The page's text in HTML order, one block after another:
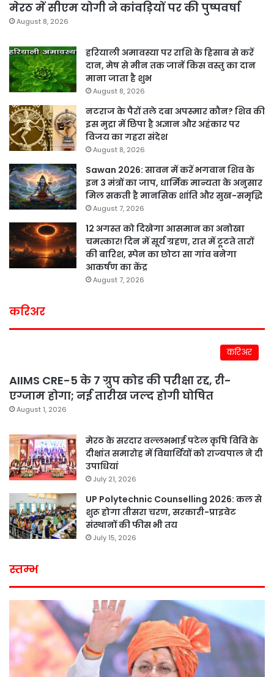
मेरठ में सीएम योगी ने कांवड़ियों पर की पुष्पवर्षा
August 8, 2026
हरियाली अमावस्या पर राशि के हिसाब से करें
दान, मेष से मीन तक जानें किस वस्तु का दान
माना जाता है शुभ
August 8, 2026
नटराज के पैरों तले दबा अपस्मार कौन? शिव की
इस मुद्रा में छिपा है अज्ञान और अहंकार पर
विजय का गहरा संदेश
August 8, 2026
Sawan 2026: सावन में करें भगवान शिव के
इन 3 मंत्रों का जाप, धार्मिक मान्यता के अनुसार
मिल सकती है मानसिक शांति और सुख-समृद्धि
August 7, 2026
12 अगस्त को दिखेगा आसमान का अनोखा
चमत्कार! दिन में सूर्य ग्रहण, रात में टूटते तारों
की बारिश, स्पेन का छोटा सा गांव बनेगा
आकर्षण का केंद्र
August 7, 2026
करिअर
करिअर
AIIMS CRE-5 के 7 ग्रुप कोड की परीक्षा रद्द, री-
एग्जाम होगा; नई तारीख जल्द होगी घोषित
August 1, 2026
मेरठ के सरदार वल्लभभाई पटेल कृषि विवि के
दीक्षांत समारोह में विद्यार्थियों को राज्यपाल ने दी
उपाधियां
July 21, 2026
UP Polytechnic Counselling 2026: कल से
शुरू होगा तीसरा चरण, सरकारी-प्राइवेट
संस्थानों की फीस भी तय
July 15, 2026
स्तम्भ